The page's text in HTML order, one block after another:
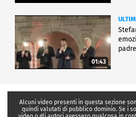
01:43
padre
Alcuni video presenti in questa sezione
quindi valutati di pubblico dominio. Se i